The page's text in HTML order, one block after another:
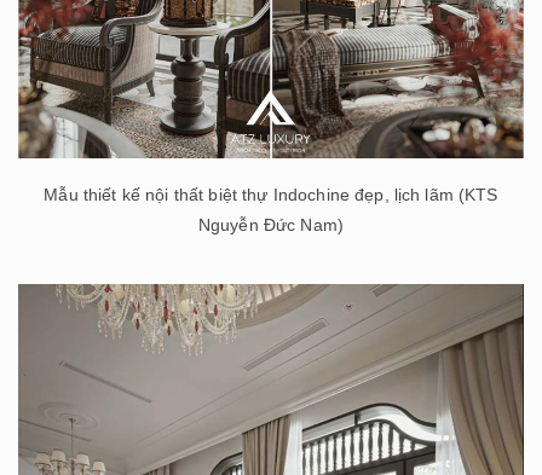
Mẫu thiết kế nội thất biệt thự Indochine đẹp, lịch lãm (KTS
Nguyễn Đức Nam)